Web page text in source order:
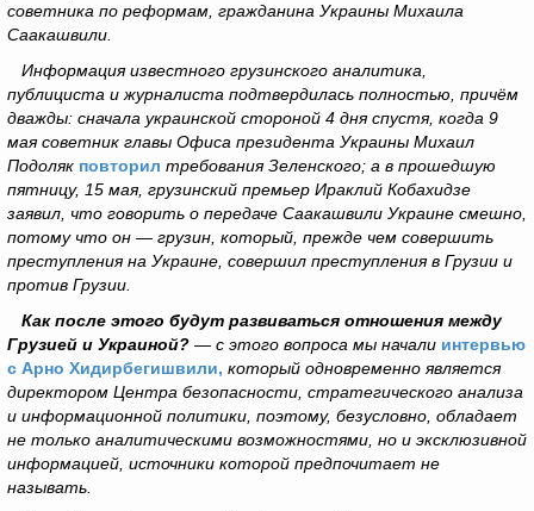
советника по реформам, гражданина Украины Михаила
Саакашвили.
Информация известного грузинского аналитика,
публициста и журналиста подтвердилась полностью, причём
дважды: сначала украинской стороной 4 дня спустя, когда 9
мая советник главы Офиса президента Украины Михаил
Подоляк повторил требования Зеленского; а в прошедшую
пятницу, 15 мая, грузинский премьер Ираклий Кобахидзе
заявил, что говорить о передаче Саакашвили Украине смешно,
потому что он — грузин, который, прежде чем совершить
преступления на Украине, совершил преступления в Грузии и
против Грузии.
Как после этого будут развиваться отношения между
Грузией и Украиной? — с этого вопроса мы начали интервью
с Арно Хидирбегишвили, который одновременно является
директором Центра безопасности, стратегического анализа
и информационной политики, поэтому, безусловно, обладает
не только аналитическими возможностями, но и эксклюзивной
информацией, источники которой предпочитает не
называть.